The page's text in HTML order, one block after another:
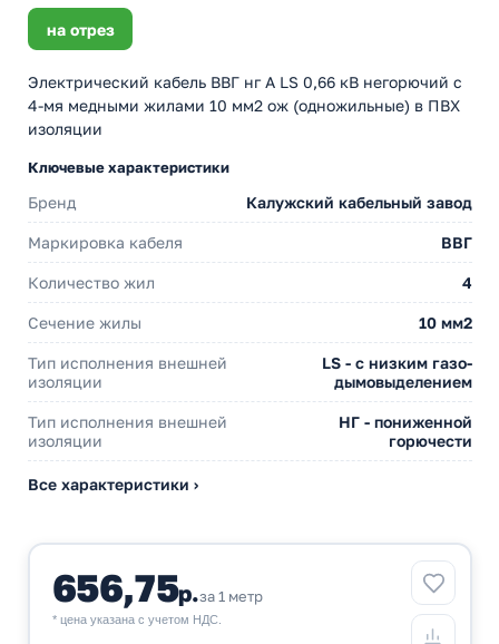
на отрез
Электрический кабель ВВГ нг А LS 0,66 кВ негорючий с
4-мя медными жилами 10 мм2 ож (одножильные) в ПВХ
изоляции
Ключевые характеристики
Бренд Калужский кабельный завод
Маркировка кабеля ВВГ
Количество жил 4
Сечение жилы 10 мм2
Тип исполнения внешней
изоляции
LS - с низким газо-
дымовыделением
Тип исполнения внешней
изоляции
НГ - пониженной
горючести
Все характеристики ›
656,75р.за 1 метр
* цена указана с учетом НДС.